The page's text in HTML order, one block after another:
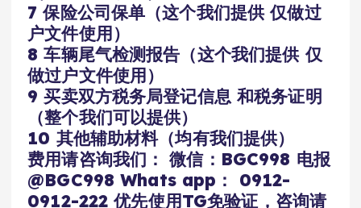
7 保险公司保单（这个我们提供 仅做过
户文件使用）
8 车辆尾气检测报告（这个我们提供 仅
做过户文件使用）
9 买卖双方税务局登记信息 和税务证明
（整个我们可以提供）
10 其他辅助材料（均有我们提供）
费用请咨询我们： 微信：BGC998 电报
@BGC998 Whats app： 0912-
0912-222 优先使用TG免验证，咨询请